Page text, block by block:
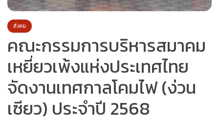
สังคม
คณะกรรมการบริหารสมาคม
เหยี่ยวเพ้งแห่งประเทศไทย
จัดงานเทศกาลโคมไฟ (ง่วน
เซียว) ประจำปี 2568